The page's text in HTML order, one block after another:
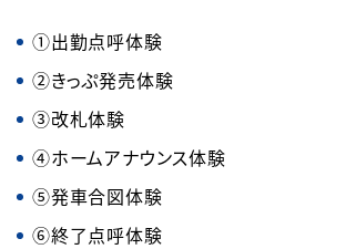
①出勤点呼体験
②きっぷ発売体験
③改札体験
④ホームアナウンス体験
⑤発車合図体験
⑥終了点呼体験